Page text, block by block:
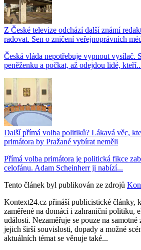
Z České televize odchází další známí
radovat. Sen o zničení veřejnoprávních
Česká vláda nepotřebuje vypnout vysílač.
peněženku a počkat, až odejdou lidé,
Další přímá volba politiků? Lákavá věc,
primátora by Pražané vybírat neměli
Přímá volba primátora je politická fikce
celofánu. Adam Scheinherr ji nabízí...
Tento článek byl publikován ze zdrojů
Kontext24.cz přináší publicistické články,
zaměřené na domácí i zahraniční politiku,
události. Nezaměřuje se pouze na samotné
jejich širší souvislosti, dopady a možné
aktuálních témat se věnuje také...